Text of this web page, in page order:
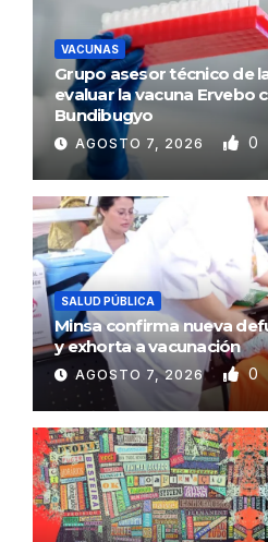
VACUNAS
Grupo asesor técnico de
evaluar la vacuna Ervebo
Bundibugyo
AGOSTO 7, 2026 0
SALUD PÚBLICA
Minsa confirma nueva
y exhorta a vacunación
AGOSTO 7, 2026 0